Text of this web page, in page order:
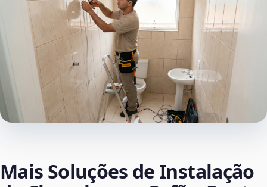
Mais Soluções de Instalação